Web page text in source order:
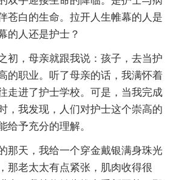
苍白的生命。拉开人生帷幕的人是
的人还是护士？
初，母亲就跟我说：孩子，去当护
的职业。听了母亲的话，我满怀着
走进了护士学校。可是，当我完成
，我发现，人们对护士这个崇高的
给予充分的理解。
那天，我给一个穿金戴银满身珠光
那老太太有点紧张，肌肉收得很